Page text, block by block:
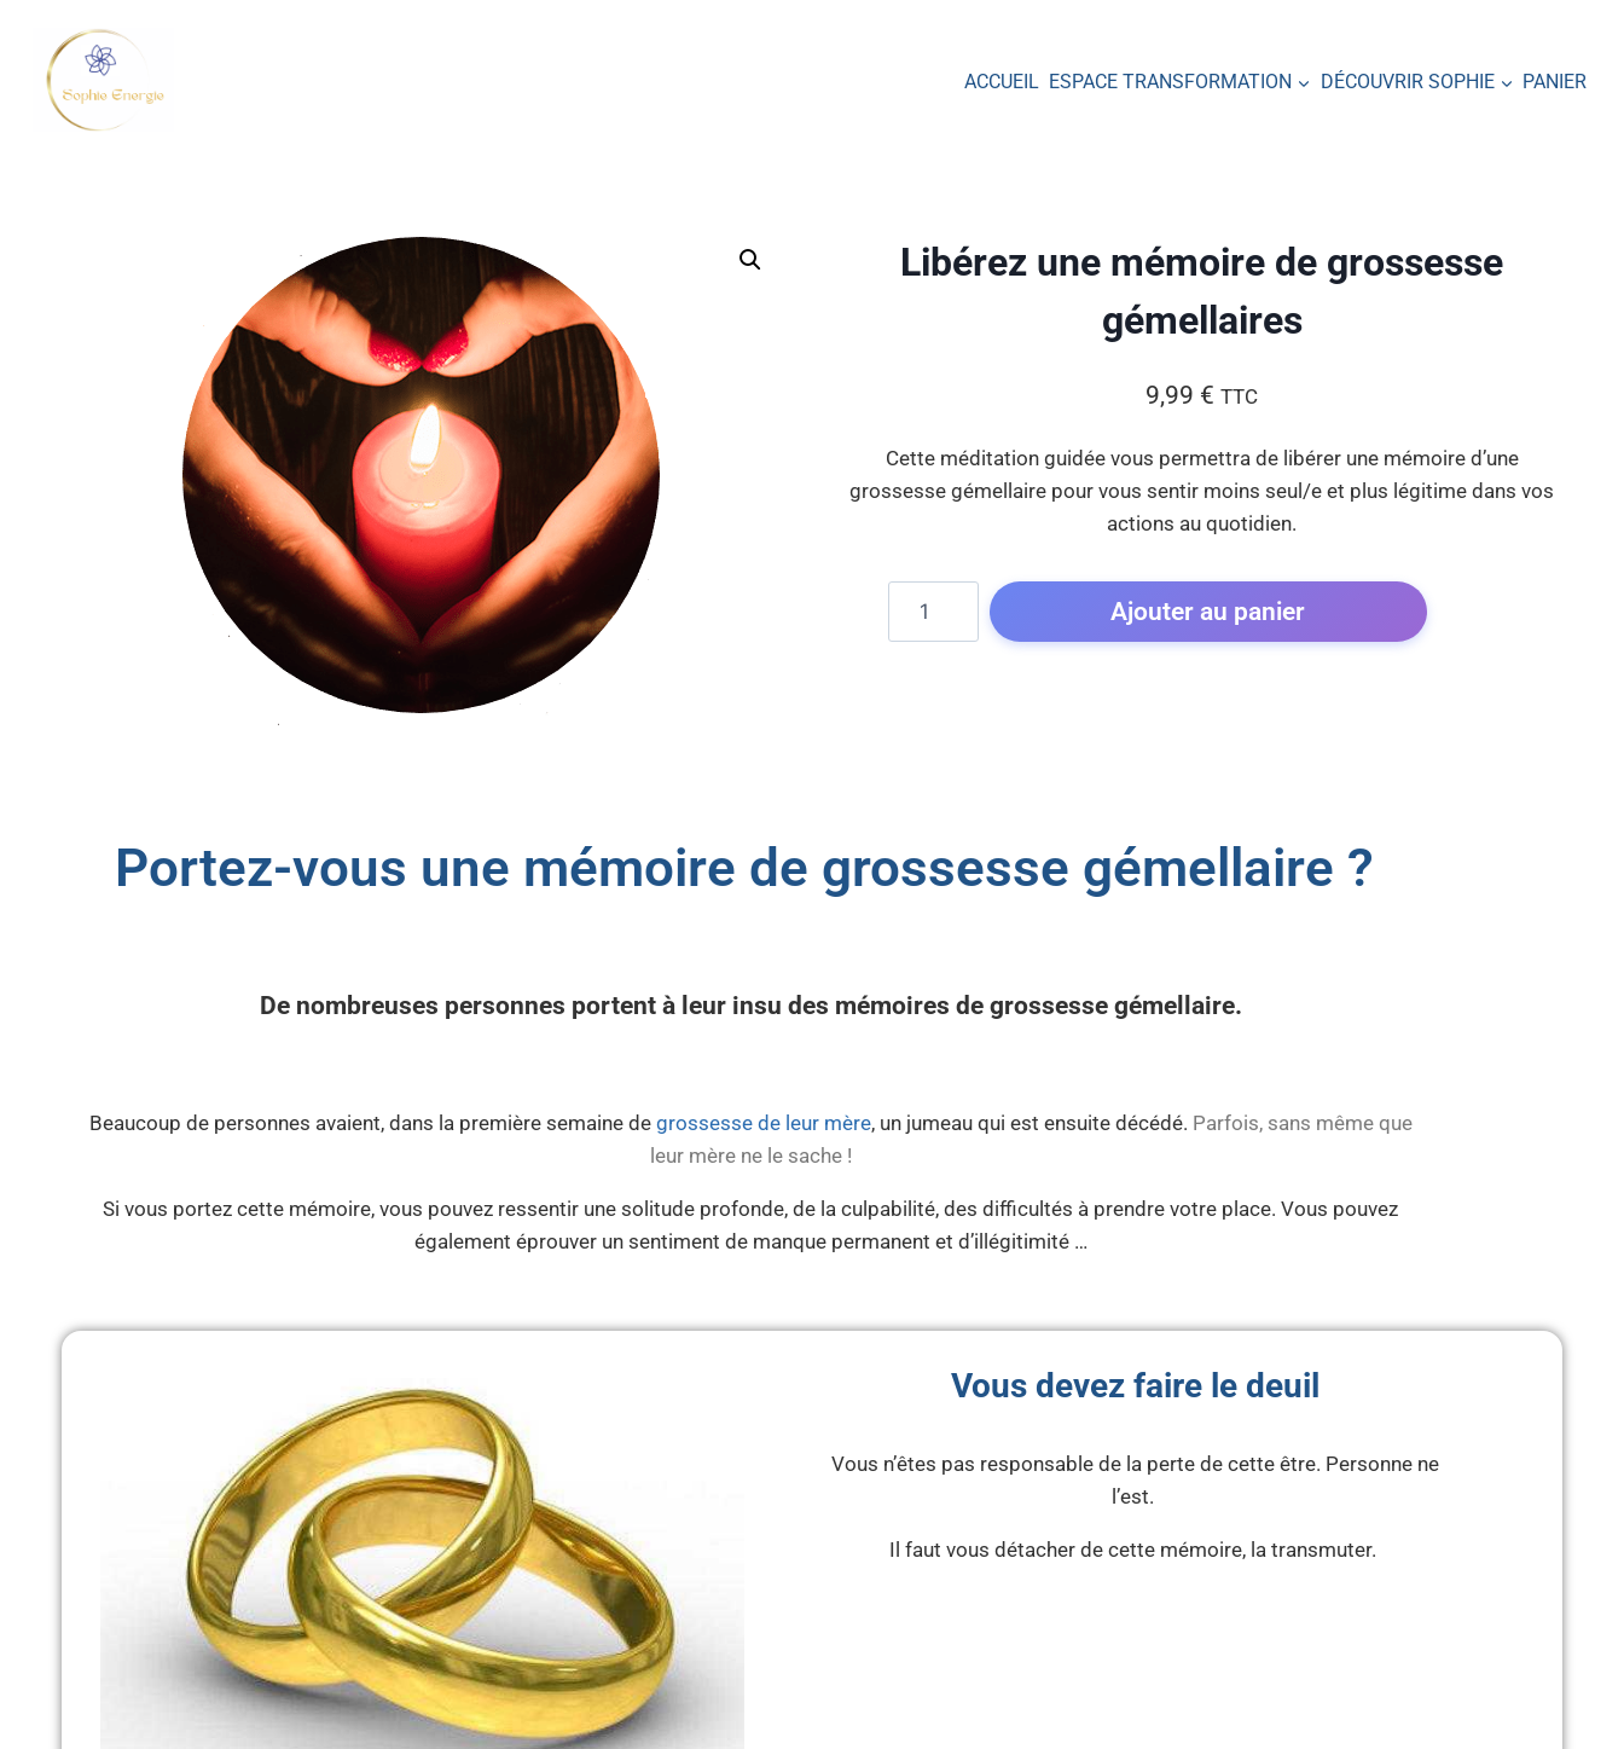
ACCUEIL ESPACE TRANSFORMATION DÉCOUVRIR SOPHIE PANIER
Libérez une mémoire de grossesse
gémellaires
9,99 € TTC
Cette méditation guidée vous permettra de libérer une mémoire d’une
grossesse gémellaire pour vous sentir moins seul/e et plus légitime dans vos
actions au quotidien.
Ajouter au panier
Description
Portez-vous une mémoire de grossesse gémellaire ?
De nombreuses personnes portent à leur insu des mémoires de grossesse gémellaire.
Beaucoup de personnes avaient, dans la première semaine de grossesse de leur mère, un jumeau qui est ensuite décédé. Parfois, sans même que
leur mère ne le sache !
Si vous portez cette mémoire, vous pouvez ressentir une solitude profonde, de la culpabilité, des difficultés à prendre votre place. Vous pouvez
également éprouver un sentiment de manque permanent et d’illégitimité …
Vous devez faire le deuil
Vous n’êtes pas responsable de la perte de cette être. Personne ne
l’est.
Il faut vous détacher de cette mémoire, la transmuter.